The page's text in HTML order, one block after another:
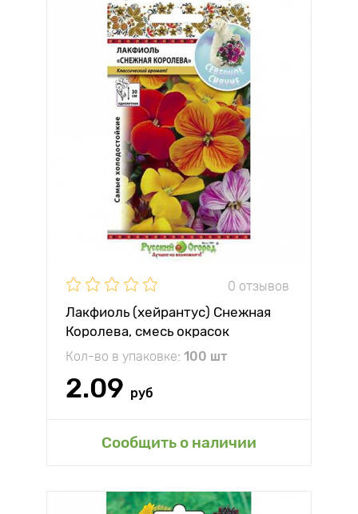
0 отзывов
Лакфиоль (хейрантус) Снежная
Королева, смесь окрасок
Кол-во в упаковке: 100 шт
2.09 руб
Сообщить о наличии